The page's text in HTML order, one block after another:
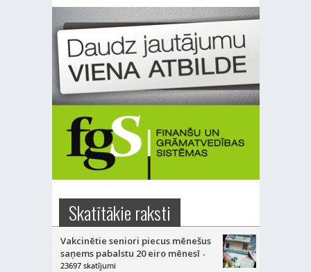
Skatītākie raksti
Vakcinētie seniori piecus mēnešus
saņems pabalstu 20 eiro mēnesī -
23697 skatījumi